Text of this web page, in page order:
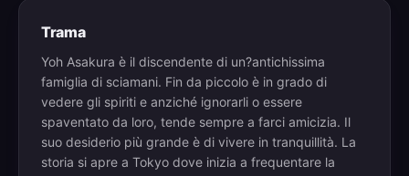
Trama
Yoh Asakura è il discendente di un?antichissima
famiglia di sciamani. Fin da piccolo è in grado di
vedere gli spiriti e anziché ignorarli o essere
spaventato da loro, tende sempre a farci amicizia. Il
suo desiderio più grande è di vivere in tranquillità. La
storia si apre a Tokyo dove inizia a frequentare la